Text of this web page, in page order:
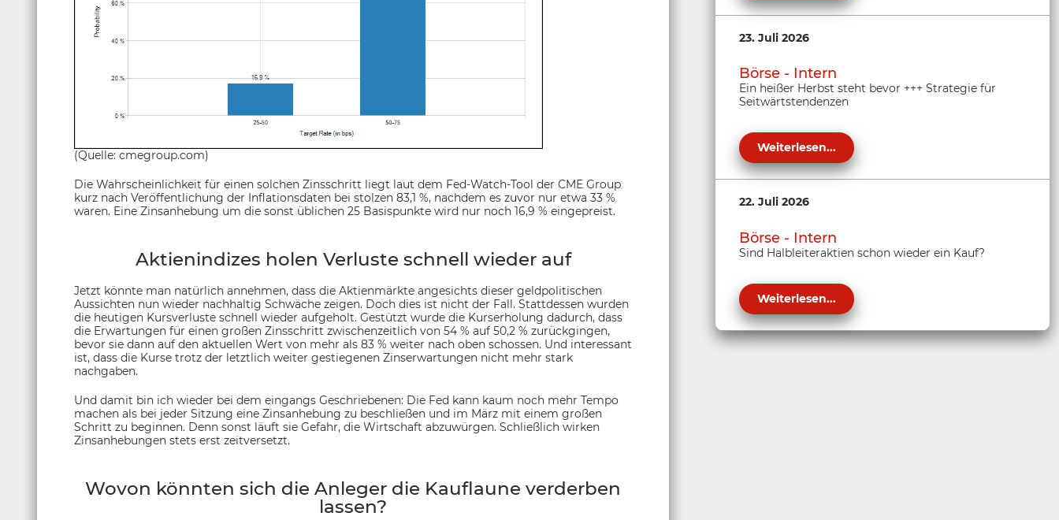
(Quelle: cmegroup.com)
Die Wahrscheinlichkeit für einen solchen Zinsschritt liegt laut dem Fed-Watch-Tool der CME Group
kurz nach Veröffentlichung der Inflationsdaten bei stolzen 83,1 %, nachdem es zuvor nur etwa 33 %
waren. Eine Zinsanhebung um die sonst üblichen 25 Basispunkte wird nur noch 16,9 % eingepreist.
Aktienindizes holen Verluste schnell wieder auf
Jetzt könnte man natürlich annehmen, dass die Aktienmärkte angesichts dieser geldpolitischen
Aussichten nun wieder nachhaltig Schwäche zeigen. Doch dies ist nicht der Fall. Stattdessen wurden
die heutigen Kursverluste schnell wieder aufgeholt. Gestützt wurde die Kurserholung dadurch, dass
die Erwartungen für einen großen Zinsschritt zwischenzeitlich von 54 % auf 50,2 % zurückgingen,
bevor sie dann auf den aktuellen Wert von mehr als 83 % weiter nach oben schossen. Und interessant
ist, dass die Kurse trotz der letztlich weiter gestiegenen Zinserwartungen nicht mehr stark
nachgaben.
Und damit bin ich wieder bei dem eingangs Geschriebenen: Die Fed kann kaum noch mehr Tempo
machen als bei jeder Sitzung eine Zinsanhebung zu beschließen und im März mit einem großen
Schritt zu beginnen. Denn sonst läuft sie Gefahr, die Wirtschaft abzuwürgen. Schließlich wirken
Zinsanhebungen stets erst zeitversetzt.
Wovon könnten sich die Anleger die Kauflaune verderben
lassen?
23. Juli 2026
Börse - Intern
Ein heißer Herbst steht bevor +++ Strategie für
Seitwärtstendenzen
Weiterlesen...
22. Juli 2026
Börse - Intern
Sind Halbleiteraktien schon wieder ein Kauf?
Weiterlesen...